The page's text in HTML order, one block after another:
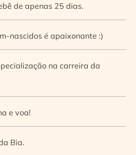
de apenas 25 dias.
nascidos é apaixonante :)
na carreira da
e voa!
Bia.